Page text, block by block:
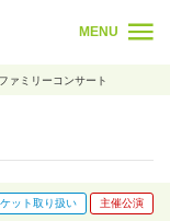
MENU
ァミリーコンサート
ット取り扱い 主催公演